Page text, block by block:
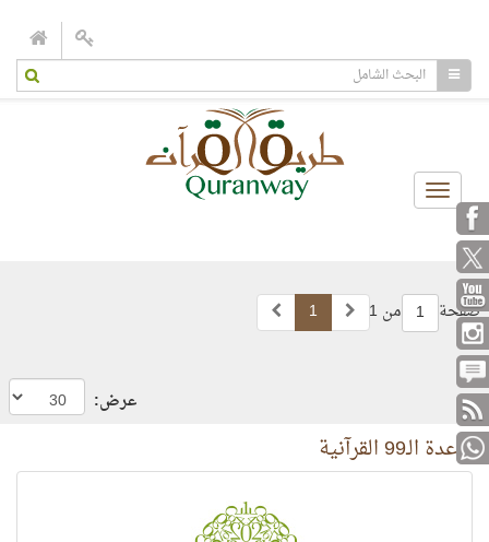
Toggle
navigation
صفحة 1 من 1 1
عرض:
قاعدة الـ99 القرآنية